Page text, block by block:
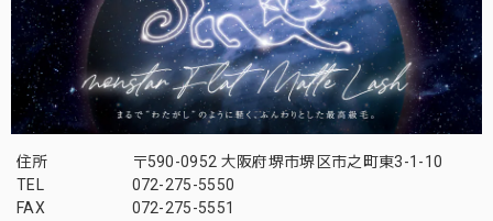
住所
〒590-0952 大阪府堺市堺区市之町東3-1-10
TEL
072-275-5550
FAX
072-275-5551